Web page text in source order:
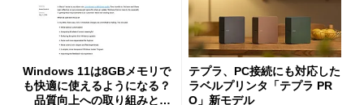
Windows 11は8GBメモリで
も快適に使えるようになる？
品質向上への取り組みと
テプラ、PC接続にも対応した
ラベルプリンタ「テプラ PR
O」新モデル